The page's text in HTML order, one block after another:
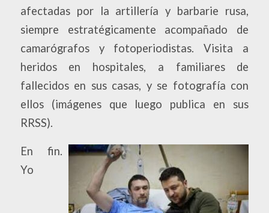
afectadas por la artillería y barbarie rusa,
siempre estratégicamente acompañado de
camarógrafos y fotoperiodistas. Visita a
heridos en hospitales, a familiares de
fallecidos en sus casas, y se fotografía con
ellos (imágenes que luego publica en sus
RRSS).
En fin.
Yo